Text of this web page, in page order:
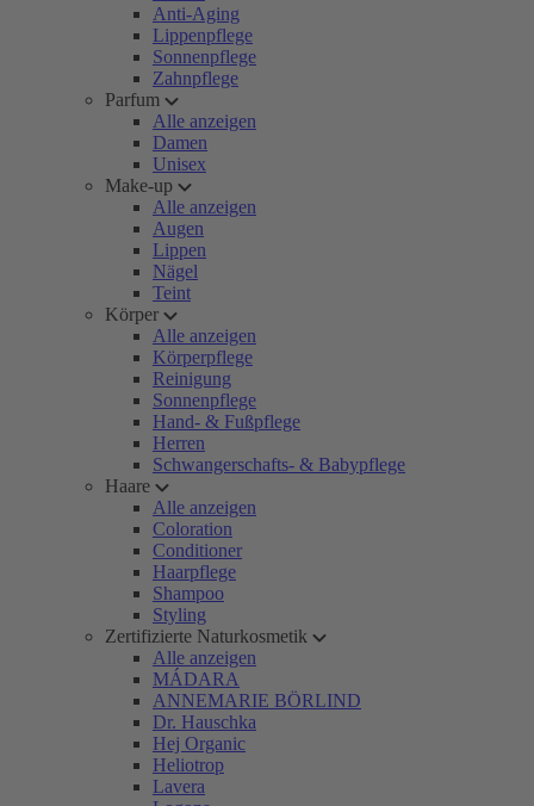
Anti-Aging
Lippenpflege
Sonnenpflege
Zahnpflege
Parfum
Alle anzeigen
Damen
Unisex
Make-up
Alle anzeigen
Augen
Lippen
Nägel
Teint
Körper
Alle anzeigen
Körperpflege
Reinigung
Sonnenpflege
Hand- & Fußpflege
Herren
Schwangerschafts- & Babypflege
Haare
Alle anzeigen
Coloration
Conditioner
Haarpflege
Shampoo
Styling
Zertifizierte Naturkosmetik
Alle anzeigen
MÁDARA
ANNEMARIE BÖRLIND
Dr. Hauschka
Hej Organic
Heliotrop
Lavera